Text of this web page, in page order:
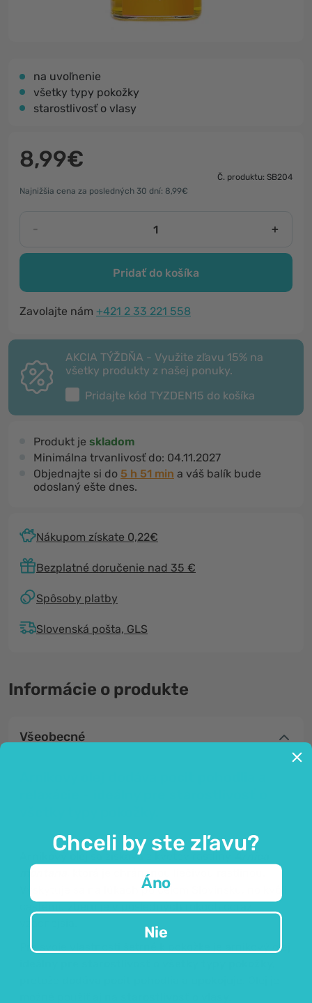
na uvoľnenie
všetky typy pokožky
starostlivosť o vlasy
8,99€
Č. produktu: SB204
Najnižšia cena za posledných 30 dní: 8,99€
- +
Pridať do košíka
Zavolajte nám +421 2 33 221 558
AKCIA TÝŽDŇA - Využite zľavu 15% na
všetky produkty z našej ponuky.
Pridajte kód TYZDEN15 do košíka
Produkt je skladom
Minimálna trvanlivosť do: 04.11.2027
Objednajte si do 5 h 51 min a váš balík bude
odoslaný ešte dnes.
Nákupom získate 0,22€
Bezplatné doručenie nad 35 €
Spôsoby platby
Slovenská pošta, GLS
Informácie o produkte
Všeobecné
sa získava z kvetov rastliny
montana
, ktorá je chránenou liečivou rastlinou.
Vyskytuje sa na lúkach po celom Slovinsku, no kvôli
častému zberu je v posledných rokoch čoraz
Pre svoje vlastnosti šetrné k pokožke je arnikový olej
Chceli by ste zľavu?
Áno
Nie